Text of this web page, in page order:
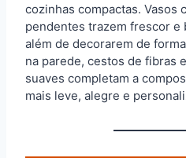
cozinhas compactas. Vasos
pendentes trazem frescor e
além de decorarem de
na parede, cestos de fibras
suaves completam a
mais leve, alegre e